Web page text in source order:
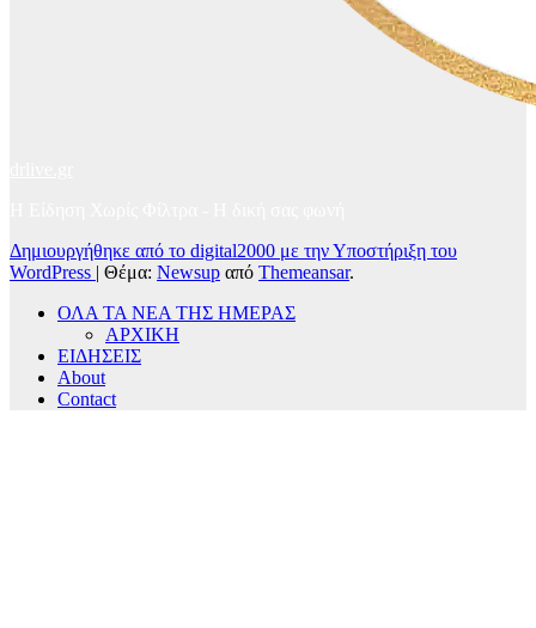
Δημιουργήθηκε από το digital2000 με την Υποστήριξη του
WordPress | Θέμα: Newsup από Themeansar.
ΟΛΑ ΤΑ ΝΕΑ ΤΗΣ ΗΜΕΡΑΣ
ΑΡΧΙΚΗ
ΕΙΔΗΣΕΙΣ
About
Contact